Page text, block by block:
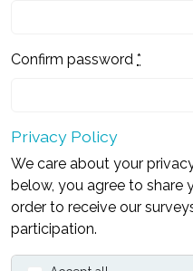
Confirm password *
Privacy Policy
We care about your
below, you agree to share
order to receive our
participation.